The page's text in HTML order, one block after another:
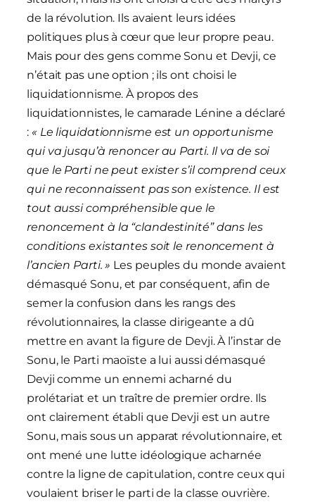
de la révolution. Ils avaient leurs idées
politiques plus à cœur que leur propre peau.
Mais pour des gens comme Sonu et Devji, ce
n’était pas une option ; ils ont choisi le
liquidationnisme. À propos des
liquidationnistes, le camarade Lénine a déclaré
: « Le liquidationnisme est un opportunisme
qui va jusqu’à renoncer au Parti. Il va de soi
que le Parti ne peut exister s’il comprend ceux
qui ne reconnaissent pas son existence. Il est
tout aussi compréhensible que le
renoncement à la “clandestinité” dans les
conditions existantes soit le renoncement à
l’ancien Parti. » Les peuples du monde avaient
démasqué Sonu, et par conséquent, afin de
semer la confusion dans les rangs des
révolutionnaires, la classe dirigeante a dû
mettre en avant la figure de Devji. À l’instar de
Sonu, le Parti maoïste a lui aussi démasqué
Devji comme un ennemi acharné du
prolétariat et un traître de premier ordre. Ils
ont clairement établi que Devji est un autre
Sonu, mais sous un apparat révolutionnaire, et
ont mené une lutte idéologique acharnée
contre la ligne de capitulation, contre ceux qui
voulaient briser le parti de la classe ouvrière.